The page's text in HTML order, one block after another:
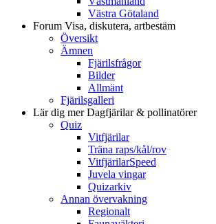
Västra Götaland
Forum Visa, diskutera, artbestäm
Översikt
Ämnen
Fjärilsfrågor
Bilder
Allmänt
Fjärilsgalleri
Lär dig merDagfjärilar & pollinatörer
Quiz
Vitfjärilar
Träna raps/kål/rov
VitfjärilarSpeed
Juvela vingar
Quizarkiv
Annan övervakning
Regionalt